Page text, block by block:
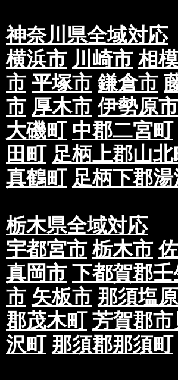
神奈川県全域対応
横浜市 川崎市 相
市 平塚市 鎌倉市
市 厚木市 伊勢原市
大磯町 中郡二宮町
田町 足柄上郡山北
真鶴町 足柄下郡
栃木県全域対応
宇都宮市 栃木市
真岡市 下都賀郡
市 矢板市 那須塩
郡茂木町 芳賀郡
沢町 那須郡那須町